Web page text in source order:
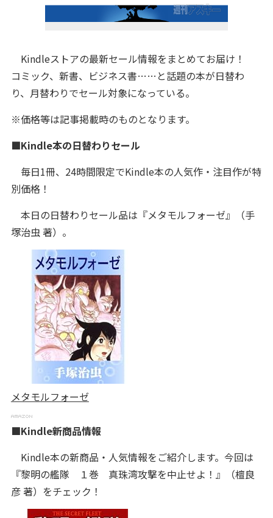
Kindleストアの最新セール情報をまとめてお届け！
コミック、新書、ビジネス書……と話題の本が日替わ
り、月替わりでセール対象になっている。
※価格等は記事掲載時のものとなります。
■Kindle本の日替わりセール
毎日1冊、24時間限定でKindle本の人気作・注目作が特
別価格！
本日の日替わりセール品は『メタモルフォーゼ』（手
塚治虫 著）。
メタモルフォーゼ
■Kindle新商品情報
Kindle本の新商品・人気情報をご紹介します。今回は
『黎明の艦隊 １巻 真珠湾攻撃を中止せよ！』（檀良
彦 著）をチェック！